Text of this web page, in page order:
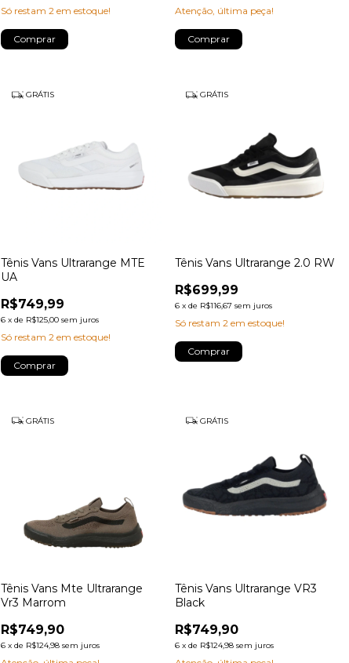
Só restam 2em estoque!
Comprar
Atenção, última peça!
Comprar
GRÁTIS
Tênis Vans Ultrarange MTE
UA
R$749,99
6 x de R$125,00 sem juros
Só restam 2 em estoque!
Comprar
GRÁTIS
Tênis Vans Ultrarange 2.0 RW
R$699,99
6 xde R$116,67 sem juros
Só restam2 em estoque!
Comprar
GRÁTIS
Tênis Vans Mte Ultrarange
Vr3 Marrom
R$749,90
6 x de R$124,98 sem juros
GRÁTIS
Tênis Vans Ultrarange VR3
Black
R$749,90
6 xde R$124,98 sem juros